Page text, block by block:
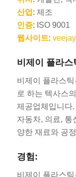
산업 : 제조
인증: ISO 9001
웹사이트:
비제이 플라
비제이 플라스
로 하는 텍사스
제공업체입니다
자동차, 의료, 통
양한 재료와 공
경험:
비제이 플라스